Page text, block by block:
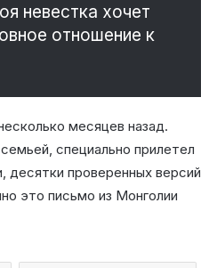
невестка хочет
отношение к
месяцев назад.
специально прилетел
десятки проверенных версий
это письмо из Монголии